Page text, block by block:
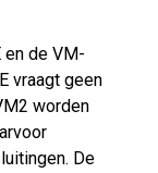
de VM-
vraagt geen
worden
De